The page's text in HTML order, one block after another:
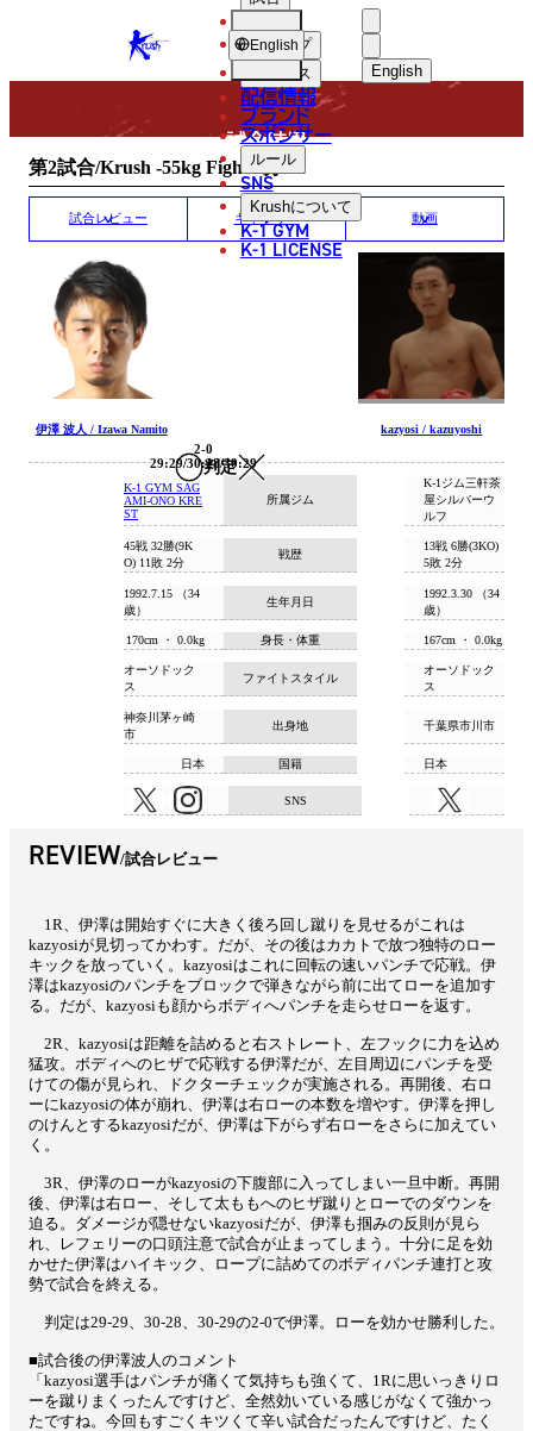
KRUSH English
한국어
中文（简体
中文（繁體
ไทย
العربية
ショップ
ニュース
配信情報
ブランド
スポンサー
ルール
SNS
Krushについて
K-1 GYM
K-1 LICENSE
English
MATCH RESULT
試合結果
第2試合/Krush -55kg Fight/3分3R
試合レビュー ギャラリー 動画
伊澤 波人 / Izawa Namito
判定
2-0
29:29/30:28/30:29
kazyosi / kazuyoshi
所属ジム
K-1 GYM SAG
AMI-ONO KRE
ST
K-1ジム三軒茶
屋シルバーウ
ルフ
戦歴
45戦 32勝(9K
O) 11敗 2分
13戦 6勝(3KO)
5敗 2分
生年月日
1992.7.15 （34
歳）
1992.3.30 （34
歳）
身長・体重
170cm ・ 0.0kg 167cm ・ 0.0kg
ファイトスタイル
オーソドック
ス
オーソドック
ス
出身地
神奈川茅ヶ崎
市
千葉県市川市
国籍
日本 日本
SNS
REVIEW 試合レビュー
1R、伊澤は開始すぐに大きく後ろ回し蹴りを見せるがこれは
kazyosiが見切ってかわす。だが、その後はカカトで放つ独特のロー
キックを放っていく。kazyosiはこれに回転の速いパンチで応戦。伊
澤はkazyosiのパンチをブロックで弾きながら前に出てローを追加す
る。だが、kazyosiも顔からボディへパンチを走らせローを返す。
2R、kazyosiは距離を詰めると右ストレート、左フックに力を込め
猛攻。ボディへのヒザで応戦する伊澤だが、左目周辺にパンチを受
けての傷が見られ、ドクターチェックが実施される。再開後、右ロ
ーにkazyosiの体が崩れ、伊澤は右ローの本数を増やす。伊澤を押し
のけんとするkazyosiだが、伊澤は下がらず右ローをさらに加えてい
く。
3R、伊澤のローがkazyosiの下腹部に入ってしまい一旦中断。再開
後、伊澤は右ロー、そして太ももへのヒザ蹴りとローでのダウンを
迫る。ダメージが隠せないkazyosiだが、伊澤も掴みの反則が見ら
れ、レフェリーの口頭注意で試合が止まってしまう。十分に足を効
かせた伊澤はハイキック、ロープに詰めてのボディパンチ連打と攻
勢で試合を終える。
判定は29-29、30-28、30-29の2-0で伊澤。ローを効かせ勝利した。
■試合後の伊澤波人のコメント
「kazyosi選手はパンチが痛くて気持ちも強くて、1Rに思いっきりロ
ーを蹴りまくったんですけど、全然効いている感じがなくて強かっ
たですね。今回もすごくキツくて辛い試合だったんですけど、たく